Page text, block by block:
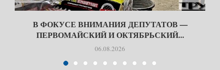
В ФОКУСЕ ВНИМАНИЯ ДЕПУТАТОВ —
ПЕРВОМАЙСКИЙ И ОКТЯБРЬСКИЙ...
06.08.2026